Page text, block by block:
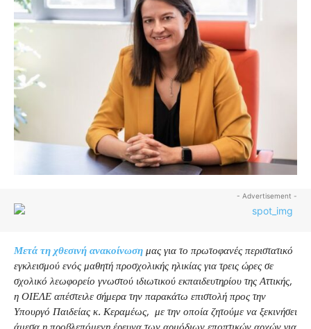
- Advertisement -
Μετά τη χθεσινή ανακοίνωση μας για το πρωτοφανές περιστατικό
εγκλεισμού ενός μαθητή προσχολικής ηλικίας για τρεις ώρες σε
σχολικό λεωφορείο γνωστού ιδιωτικού εκπαιδευτηρίου της Αττικής,
η ΟΙΕΛΕ απέστειλε σήμερα την παρακάτω επιστολή προς την
Υπουργό Παιδείας κ. Κεραμέως, με την οποία ζητούμε να ξεκινήσει